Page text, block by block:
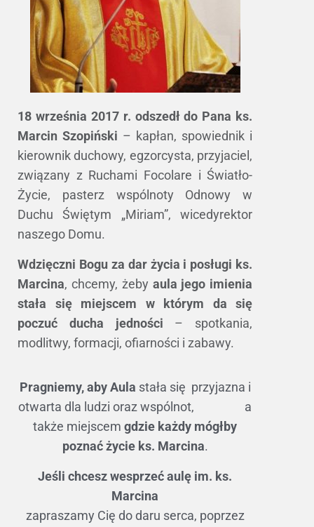
18 września 2017 r. odszedł do Pana ks.
Marcin Szopiński – kapłan, spowiednik i
kierownik duchowy, egzorcysta, przyjaciel,
związany z Ruchami Focolare i Światło-
Życie, pasterz wspólnoty Odnowy w
Duchu Świętym „Miriam”, wicedyrektor
naszego Domu.
Wdzięczni Bogu za dar życia i posługi ks.
Marcina, chcemy, żeby aula jego imienia
stała się miejscem w którym da się
poczuć ducha jedności – spotkania,
modlitwy, formacji, ofiarności i zabawy.
Pragniemy, aby Aula stała się przyjazna i
otwarta dla ludzi oraz wspólnot, a
także miejscemgdzie każdy mógłby
poznać życie ks. Marcina.
Jeśli chcesz wesprzeć aulę im. ks.
Marcina
zapraszamy Cię do daru serca, poprzez